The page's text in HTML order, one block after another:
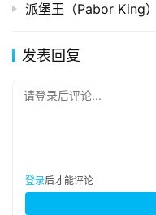
派堡王（Pabor King
发表回复
请登录后评论...
登录后才能评论